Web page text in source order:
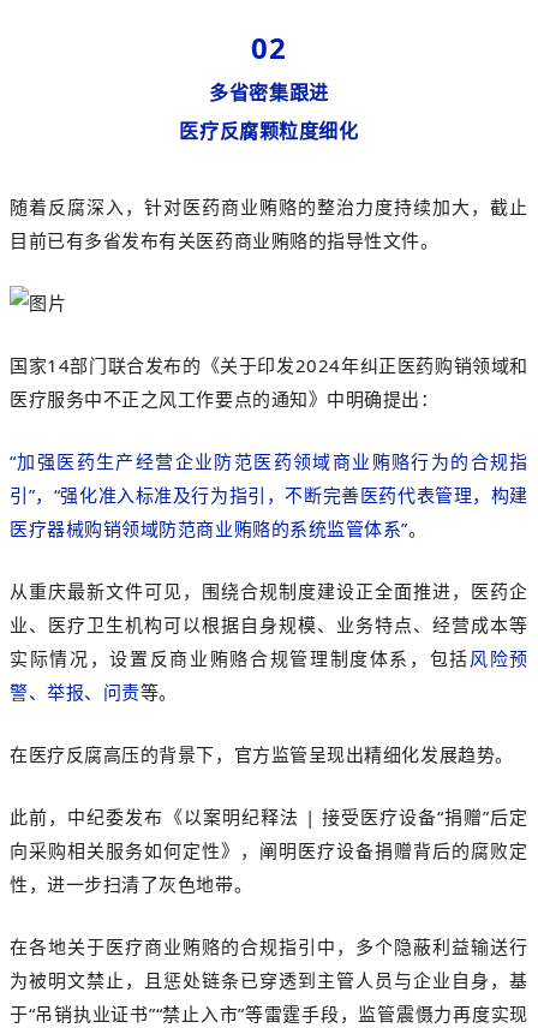
02
多省密集跟进
医疗反腐颗粒度细化
随着反腐深入，针对医药商业贿赂的整治力度持续加大，截止
目前已有多省发布有关医药商业贿赂的指导性文件。
国家14部门联合发布的《关于印发2024年纠正医药购销领域和
医疗服务中不正之风工作要点的通知》中明确提出：
“加强医药生产经营企业防范医药领域商业贿赂行为的合规指
引”，“强化准入标准及行为指引，不断完善医药代表管理，构建
医疗器械购销领域防范商业贿赂的系统监管体系”。
从重庆最新文件可见，围绕合规制度建设正全面推进，医药企
业、医疗卫生机构可以根据自身规模、业务特点、经营成本等
实际情况，设置反商业贿赂合规管理制度体系，包括风险预
警、举报、问责等。
在医疗反腐高压的背景下，官方监管呈现出精细化发展趋势。
此前，中纪委发布《以案明纪释法 | 接受医疗设备“捐赠”后定
向采购相关服务如何定性》，阐明医疗设备捐赠背后的腐败定
性，进一步扫清了灰色地带。
在各地关于医疗商业贿赂的合规指引中，多个隐蔽利益输送行
为被明文禁止，且惩处链条已穿透到主管人员与企业自身，基
于“吊销执业证书”“禁止入市”等雷霆手段，监管震慑力再度实现